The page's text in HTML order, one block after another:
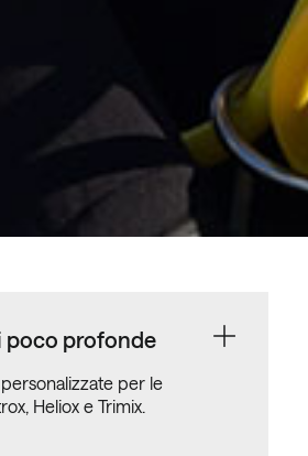
poco profonde
per le
Heliox e Trimix.